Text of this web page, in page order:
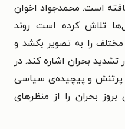
است. محمدجواد اخوان
تلاش کرده است روند
را به تصویر بکشد و
بحران اشاره کند. در
پرتنش و پیچیده‌ی سیاسی
بحران را از منظرهای